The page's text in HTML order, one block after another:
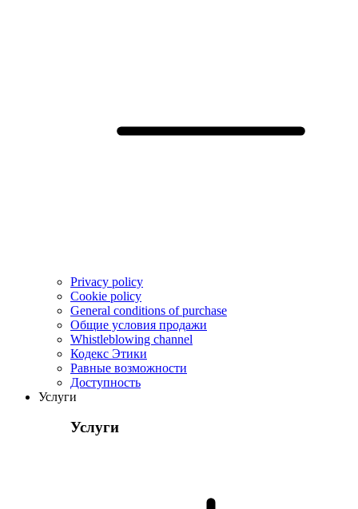
Privacy policy
Cookie policy
General conditions of purchase
Общие условия продажи
Whistleblowing channel
Кодекс Этики
Pавные возможности
Доступность
Услуги
Услуги